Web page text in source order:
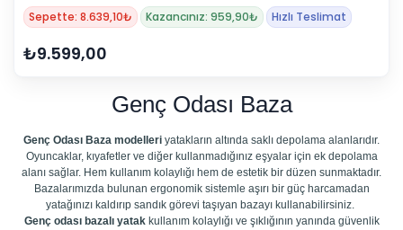
Sepette: 8.639,10₺ Kazancınız: 959,90₺ Hızlı Teslimat
₺9.599,00
Genç Odası Baza
Genç Odası Baza modelleri yatakların altında saklı depolama alanlarıdır.
Oyuncaklar, kıyafetler ve diğer kullanmadığınız eşyalar için ek depolama
alanı sağlar. Hem kullanım kolaylığı hem de estetik bir düzen sunmaktadır.
Bazalarımızda bulunan ergonomik sistemle aşırı bir güç harcamadan
yatağınızı kaldırıp sandık görevi taşıyan bazayı kullanabilirsiniz.
Genç odası bazalı yatak kullanım kolaylığı ve şıklığının yanında güvenlik